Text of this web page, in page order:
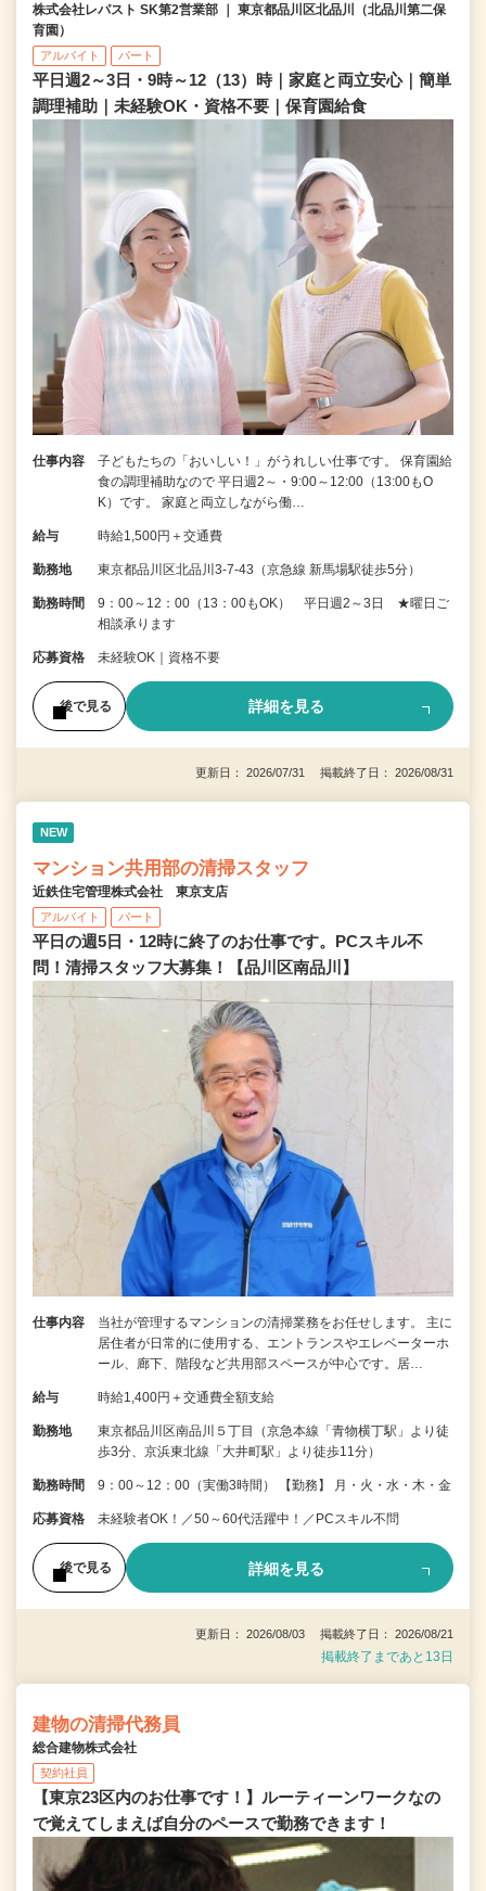
株式会社レパスト SK第2営業部 ｜ 東京都品川区北品川（北品川第二保
育園）
アルバイト パート
平日週2～3日・9時～12（13）時｜家庭と両立安心｜簡単
調理補助｜未経験OK・資格不要｜保育園給食
仕事内容
子どもたちの「おいしい！」がうれしい仕事です。 保育園給
食の調理補助なので 平日週2～・9:00～12:00（13:00もO
K）です。 家庭と両立しながら働…
給与 時給1,500円＋交通費
勤務地 東京都品川区北品川3-7-43（京急線 新馬場駅徒歩5分）
勤務時間
9：00～12：00（13：00もOK） 平日週2～3日 ★曜日ご
相談承ります
応募資格 未経験OK｜資格不要
後で見る 詳細を見る
更新日： 2026/07/31 掲載終了日： 2026/08/31
NEW
マンション共用部の清掃スタッフ
近鉄住宅管理株式会社 東京支店
アルバイト パート
平日の週5日・12時に終了のお仕事です。PCスキル不
問！清掃スタッフ大募集！【品川区南品川】
仕事内容
当社が管理するマンションの清掃業務をお任せします。 主に
居住者が日常的に使用する、エントランスやエレベーターホ
ール、廊下、階段など共用部スペースが中心です。居…
給与 時給1,400円＋交通費全額支給
勤務地
東京都品川区南品川５丁目（京急本線「青物横丁駅」より徒
歩3分、京浜東北線「大井町駅」より徒歩11分）
勤務時間 9：00～12：00（実働3時間） 【勤務】 月・火・水・木・金
応募資格 未経験者OK！／50～60代活躍中！／PCスキル不問
後で見る 詳細を見る
更新日： 2026/08/03 掲載終了日： 2026/08/21
掲載終了まであと13日
建物の清掃代務員
総合建物株式会社
契約社員
【東京23区内のお仕事です！】ルーティーンワークなの
で覚えてしまえば自分のペースで勤務できます！